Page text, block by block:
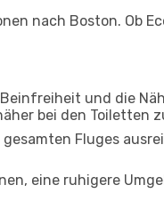
nach Boston. Ob
und die
bei den Toiletten
Fluges
eine ruhigere